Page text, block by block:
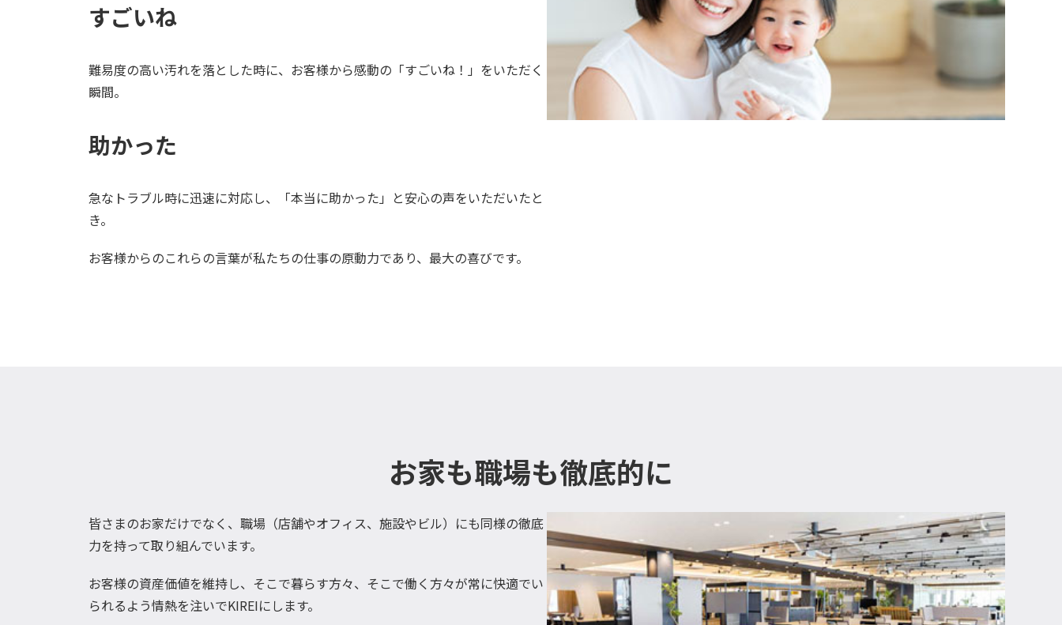
すごいね
難易度の高い汚れを落とした時に、お客様から感動の「すごいね！」をいただく
瞬間。
助かった
急なトラブル時に迅速に対応し、「本当に助かった」と安心の声をいただいたと
き。
お客様からのこれらの言葉が私たちの仕事の原動力であり、最大の喜びです。
お家も職場も徹底的に
皆さまのお家だけでなく、職場（店舗やオフィス、施設やビル）にも同様の徹底
力を持って取り組んでいます。
お客様の資産価値を維持し、そこで暮らす方々、そこで働く方々が常に快適でい
られるよう情熱を注いでKIREIにします。